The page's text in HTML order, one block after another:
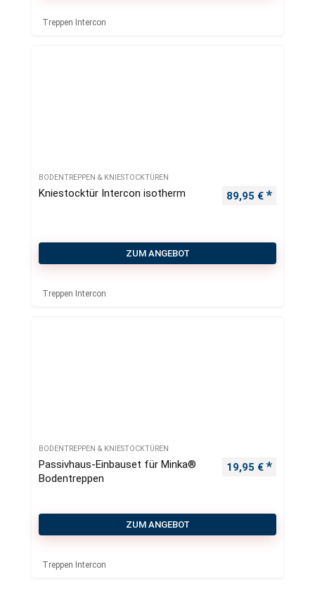
Treppen Intercon
BODENTREPPEN & KNIESTOCKTÜREN
Kniestocktür Intercon isotherm 89,95 €
ZUM ANGEBOT
Treppen Intercon
BODENTREPPEN & KNIESTOCKTÜREN
Passivhaus-Einbauset für Minka®
Bodentreppen
19,95 €
ZUM ANGEBOT
Treppen Intercon